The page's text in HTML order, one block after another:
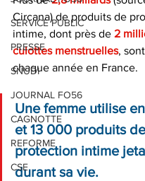
SERVICE PUBLIC
PRESSE
SNUDI
JOURNAL FO56
CAGNOTTE
REFORME
CSE
Circana) de produits de
intime, dont près de 2
culottes menstruelles,
chaque année en France.
Une femme utilise
et 13 000 produits
protection intime
durant sa vie.